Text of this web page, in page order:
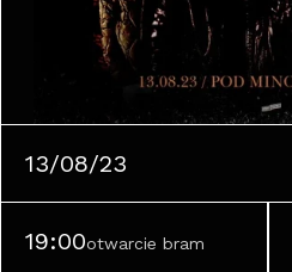
13/08/23
19:00otwarcie bram